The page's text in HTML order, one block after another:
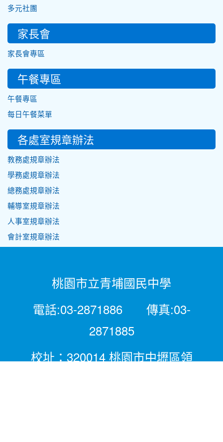
多元社團
家長會
家長會專區
午餐專區
午餐專區
每日午餐菜單
各處室規章辦法
教務處規章辦法
學務處規章辦法
總務處規章辦法
輔導室規章辦法
人事室規章辦法
會計室規章辦法
桃園市立青埔國民中學
電話:03-2871886 傳真:03-
2871885
校址：320014 桃園市中壢區領